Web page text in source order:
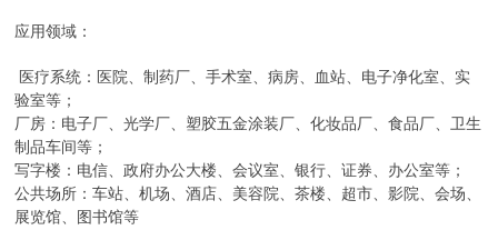
应用领域：
医疗系统：医院、制药厂、手术室、病房、血站、电子净化室、实
验室等；
厂房：电子厂、光学厂、塑胶五金涂装厂、化妆品厂、食品厂、卫生
制品车间等；
写字楼：电信、政府办公大楼、会议室、银行、证券、办公室等；
公共场所：车站、机场、酒店、美容院、茶楼、超市、影院、会场、
展览馆、图书馆等